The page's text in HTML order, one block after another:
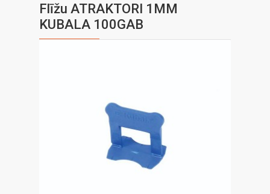
Flīžu ATRAKTORI 1MM
KUBALA 100GAB